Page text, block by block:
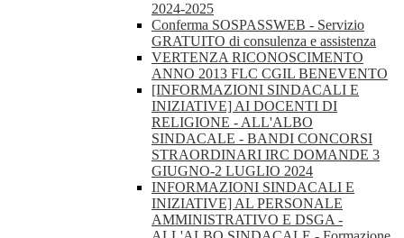
2024-2025
Conferma SOSPASSWEB - Servizio
GRATUITO di consulenza e assistenza
VERTENZA RICONOSCIMENTO
ANNO 2013 FLC CGIL BENEVENTO
[INFORMAZIONI SINDACALI E
INIZIATIVE] AI DOCENTI DI
RELIGIONE - ALL'ALBO
SINDACALE - BANDI CONCORSI
STRAORDINARI IRC DOMANDE 3
GIUGNO-2 LUGLIO 2024
INFORMAZIONI SINDACALI E
INIZIATIVE] AL PERSONALE
AMMINISTRATIVO E DSGA -